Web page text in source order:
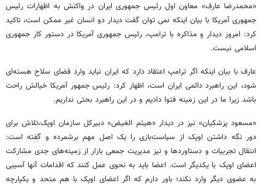
«محمدرضا عارف» معاون اول رئیس جمهوری ایران در واکنش به اظهارات رئیس
جمهوری آمریکا با بیان اینکه نمی توان گفت دیدار دو انسان غیر ممکن است، تاکید
کرد: امروز دیدار و مذاکره با ترامپ، رئیس جمهوری آمریکا در دستور کار جمهوری
اسلامی نیست.
عارف با بیان اینکه اگر ترامپ اعتقاد دارد که ایران نباید وارد فضای سلاح هسته‌ای
شود، این راهبرد دائمی ایران است، اظهار کرد: رئیس جمهور آمریکا خیالش راحت
باشد زیرا ما در این زمینه فتوا دادیم و در این راهبرد بحثی نداریم.
«مسعود پزشکیان» نیز در دیدار «هیثم الغیض» دبیرکل سازمان اوپک،تلاش برای
دور نگه داشتن اوپک از سیاست‌بازی را یک اصل مهم برشمرده و گفته است:
انتقال تجربیات و دستاوردها و نیز مدیریت جمعی بازار از زمینه‌های جدی مشارکت
اعضای اوپک با یکدیگر است. اعضا باید به نحوی عمل کنند که اقدامات آنها آسیبی
به عضوی دیگر وارد نکند؛ باور دارم که اگر اعضای اوپک با هم متحد و یکپارچه